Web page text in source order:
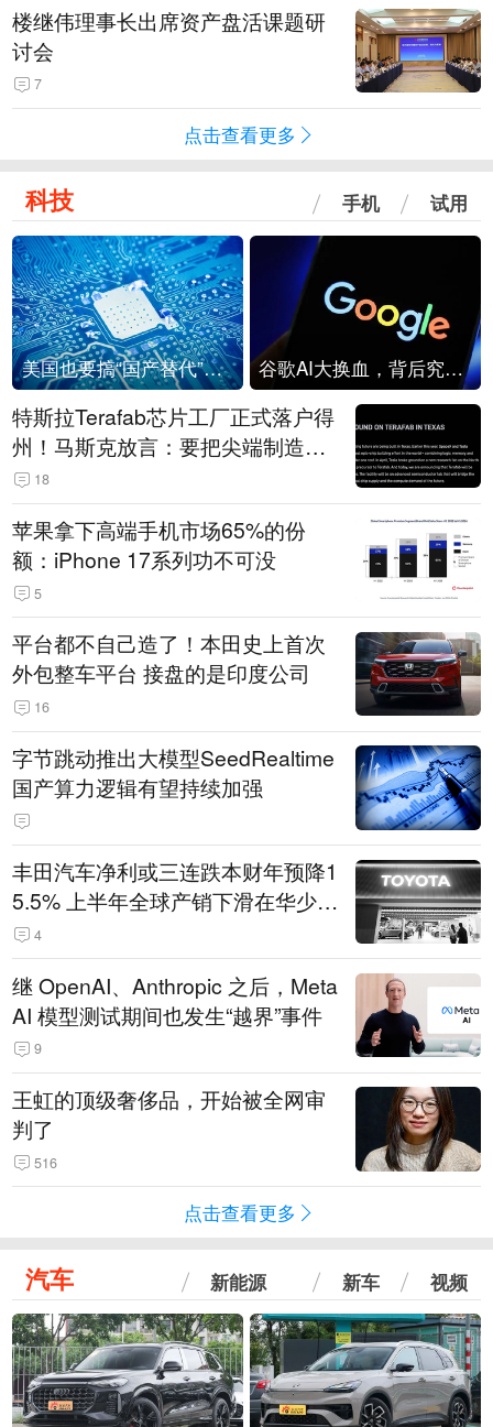
楼继伟理事长出席资产盘活课题研
讨会
7
点击查看更多
科技 手机 试用
美国也要搞“国产替代”？先算清三笔账 谷歌AI大换血，背后究竟发生了什么？
特斯拉Terafab芯片工厂正式落户得
州！马斯克放言：要把尖端制造带
回美国
18
苹果拿下高端手机市场65%的份
额：iPhone 17系列功不可没
5
平台都不自己造了！本田史上首次
外包整车平台 接盘的是印度公司
16
字节跳动推出大模型SeedRealtime
国产算力逻辑有望持续加强
丰田汽车净利或三连跌本财年预降1
5.5% 上半年全球产销下滑在华少卖
14.3万辆
4
继 OpenAI、Anthropic 之后，Meta
AI 模型测试期间也发生“越界”事件
9
王虹的顶级奢侈品，开始被全网审
判了
516
点击查看更多
汽车 新能源 新车 视频